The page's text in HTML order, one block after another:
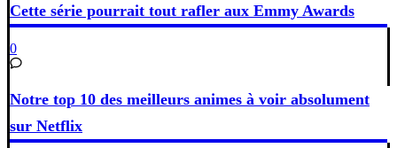
Cette série pourrait tout rafler aux Emmy Awards
0
Notre top 10 des meilleurs animes à voir absolument
sur Netflix